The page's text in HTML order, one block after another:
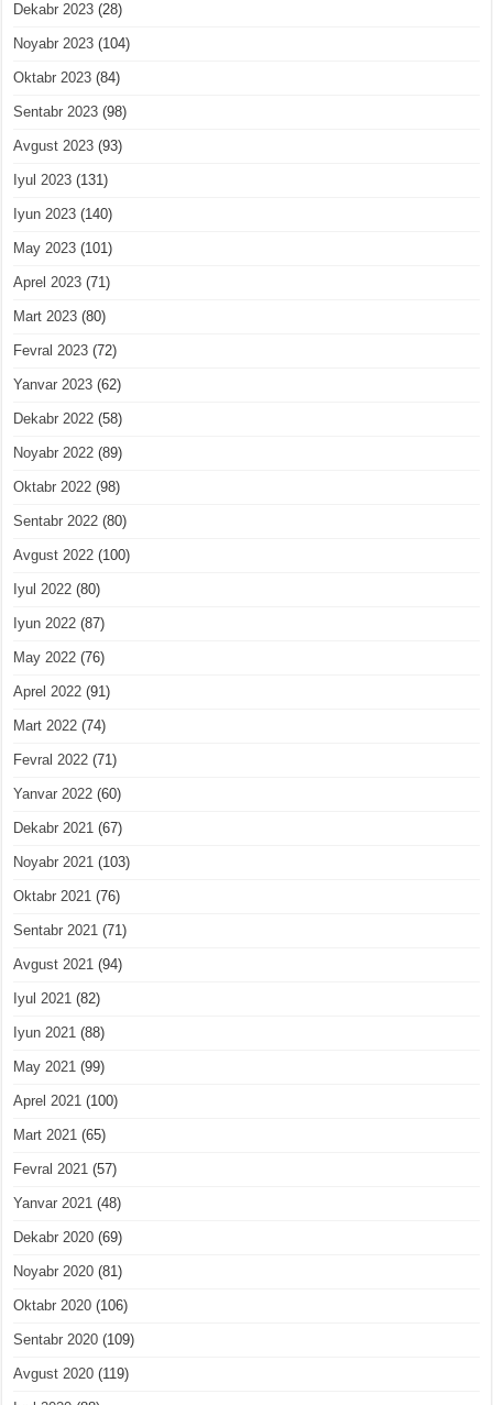
Dekabr 2023 (28)
Noyabr 2023 (104)
Oktabr 2023 (84)
Sentabr 2023 (98)
Avgust 2023 (93)
Iyul 2023 (131)
Iyun 2023 (140)
May 2023 (101)
Aprel 2023 (71)
Mart 2023 (80)
Fevral 2023 (72)
Yanvar 2023 (62)
Dekabr 2022 (58)
Noyabr 2022 (89)
Oktabr 2022 (98)
Sentabr 2022 (80)
Avgust 2022 (100)
Iyul 2022 (80)
Iyun 2022 (87)
May 2022 (76)
Aprel 2022 (91)
Mart 2022 (74)
Fevral 2022 (71)
Yanvar 2022 (60)
Dekabr 2021 (67)
Noyabr 2021 (103)
Oktabr 2021 (76)
Sentabr 2021 (71)
Avgust 2021 (94)
Iyul 2021 (82)
Iyun 2021 (88)
May 2021 (99)
Aprel 2021 (100)
Mart 2021 (65)
Fevral 2021 (57)
Yanvar 2021 (48)
Dekabr 2020 (69)
Noyabr 2020 (81)
Oktabr 2020 (106)
Sentabr 2020 (109)
Avgust 2020 (119)